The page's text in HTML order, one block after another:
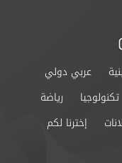
عربي دولي
تكنولوجيا
رياضة
إخترنا لكم